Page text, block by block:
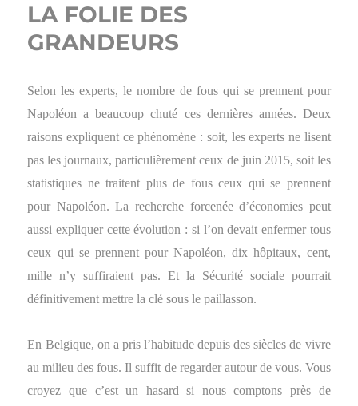
LA FOLIE DES
GRANDEURS
Selon les experts, le nombre de fous qui se prennent pour
Napoléon a beaucoup chuté ces dernières années. Deux
raisons expliquent ce phénomène : soit, les experts ne lisent
pas les journaux, particulièrement ceux de juin 2015, soit les
statistiques ne traitent plus de fous ceux qui se prennent
pour Napoléon. La recherche forcenée d’économies peut
aussi expliquer cette évolution : si l’on devait enfermer tous
ceux qui se prennent pour Napoléon, dix hôpitaux, cent,
mille n’y suffiraient pas. Et la Sécurité sociale pourrait
définitivement mettre la clé sous le paillasson.
En Belgique, on a pris l’habitude depuis des siècles de vivre
au milieu des fous. Il suffit de regarder autour de vous. Vous
croyez que c’est un hasard si nous comptons près de